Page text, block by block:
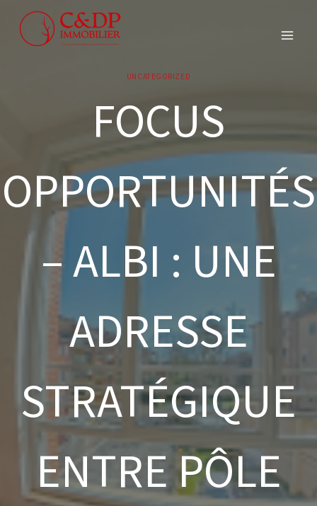
contenu
UNCATEGORIZED
FOCUS
OPPORTUNITÉS
– ALBI : UNE
ADRESSE
STRATÉGIQUE
ENTRE PÔLE